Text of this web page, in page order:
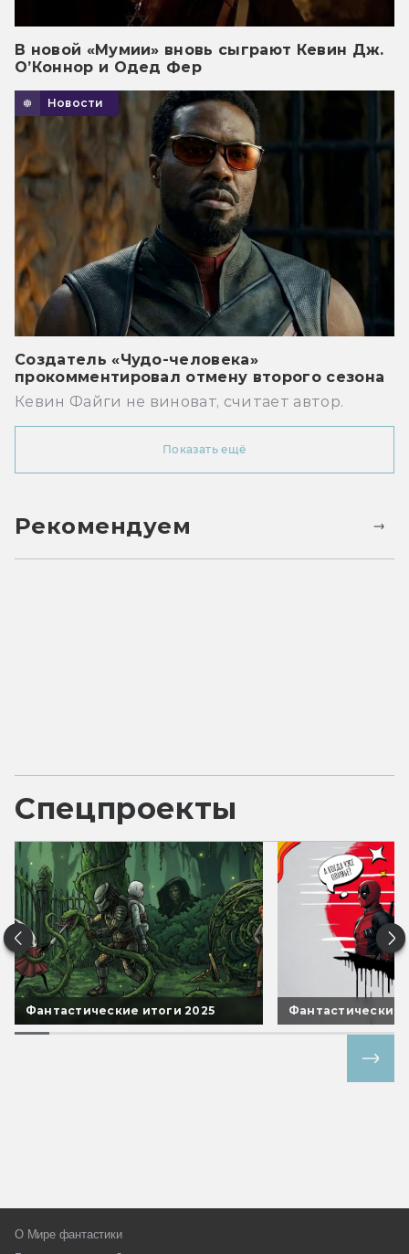
В новой «Мумии» вновь сыграют Кевин Дж.
О’Коннор и Одед Фер
Новости
Создатель «Чудо-человека»
прокомментировал отмену второго сезона
Кевин Файги не виноват, считает автор.
Показать ещё
Рекомендуем
Спецпроекты
Фантастические итоги 2025 Фантастические
О Мире фантастики